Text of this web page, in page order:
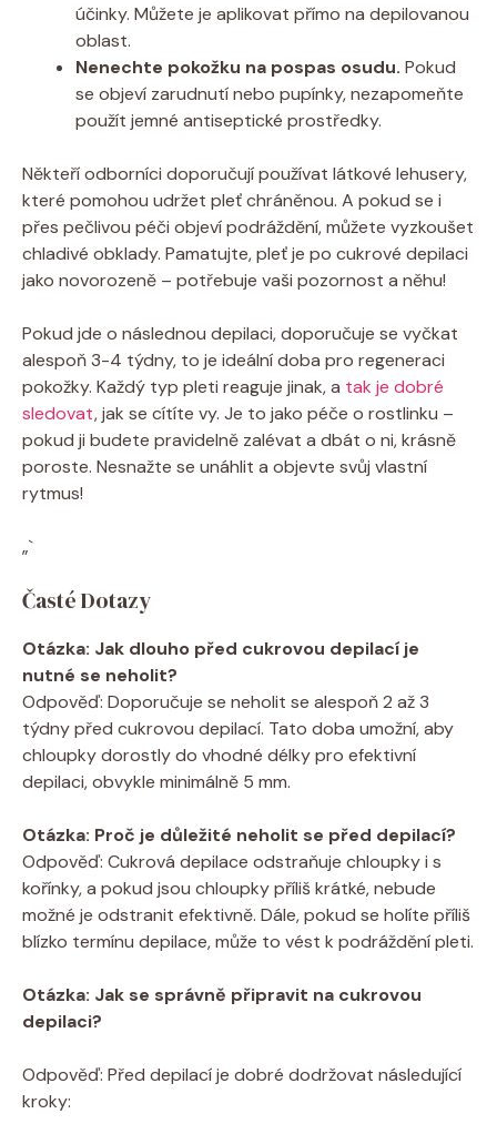
účinky. Můžete‌ je aplikovat ‍přímo⁤ na depilovanou​
oblast.
Nenechte pokožku na⁢ pospas osudu. Pokud
se objeví zarudnutí nebo pupínky, nezapomeňte
použít jemné antiseptické​ prostředky.
Někteří odborníci‌ doporučují používat ‍látkové lehusery,
které pomohou ⁤udržet pleť chráněnou. A pokud se i
přes pečlivou péči objeví podráždění, můžete vyzkoušet
chladivé obklady. Pamatujte,⁤ pleť je po cukrové depilaci
jako novorozeně⁢ – potřebuje vaši pozornost a něhu!
Pokud jde o následnou depilaci, doporučuje se vyčkat
alespoň 3-4 týdny, to je ‌ideální doba pro regeneraci
pokožky. Každý typ pleti reaguje‍ jinak,⁤ a tak je dobré
sledovat, jak se cítíte vy. ⁣Je to‌ jako​ péče o‌ rostlinku –
pokud ji budete pravidelně zalévat ​a dbát o ni, krásně
poroste. Nesnažte se​ unáhlit ​a ⁤objevte⁤ svůj vlastní ​
rytmus!
„`
Časté⁢ Dotazy
Otázka: Jak ‍dlouho‌ před cukrovou depilací je
nutné se neholit?
Odpověď: Doporučuje se neholit ​se alespoň 2 až ⁤3
⁢týdny před​ cukrovou depilací. Tato doba umožní, ‌aby
chloupky ⁤dorostly ‌do vhodné délky pro efektivní​
depilaci,⁤ obvykle minimálně 5 mm.
Otázka: Proč je důležité neholit se před ⁤depilací?
Odpověď: Cukrová depilace‌ odstraňuje chloupky‍ i s
kořínky, a pokud jsou chloupky příliš ‌krátké, nebude
možné ⁣je odstranit efektivně. ⁤Dále, pokud se holíte příliš
‌blízko termínu depilace, může to vést k‍ podráždění pleti.
Otázka: Jak‍ se ‍správně připravit na cukrovou
depilaci?
Odpověď: Před‌ depilací je dobré dodržovat následující
kroky: